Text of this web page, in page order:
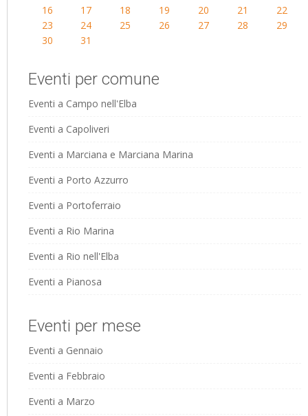
16
17 18 19 20 21
22
23
24 25 26 27 28
29
30
31
Eventi per comune
Eventi a Campo nell'Elba
Eventi a Capoliveri
Eventi a Marciana e Marciana Marina
Eventi a Porto Azzurro
Eventi a Portoferraio
Eventi a Rio Marina
Eventi a Rio nell'Elba
Eventi a Pianosa
Eventi per mese
Eventi a Gennaio
Eventi a Febbraio
Eventi a Marzo